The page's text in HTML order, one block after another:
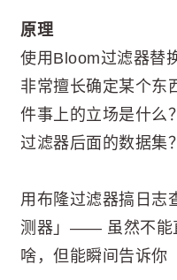
原理
使用Bloom过滤器替
非常擅长确定某个东
件事上的立场是什么
过滤器后面的数据集？
用布隆过滤器搞日志
测器」—— 虽然不能
啥，但能瞬间告诉你